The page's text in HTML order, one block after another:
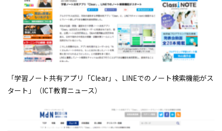
「学習ノート共有アプリ「Clear」、LINEでのノート検索機能がス
タート 」（ICT教育ニュース）